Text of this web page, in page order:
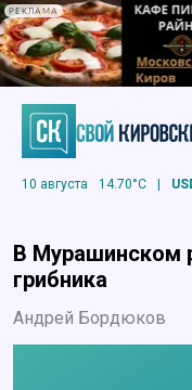
РЕКЛАМА
10 августа 14.70°C |
В Мурашинском
грибника
Андрей Бордюков